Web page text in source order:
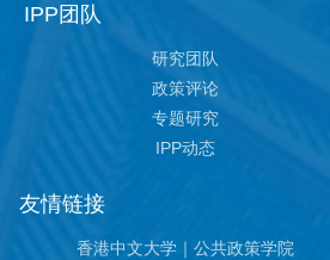
IPP团队
研究团队
政策评论
专题研究
IPP动态
友情链接
香港中文大学｜公共政策学院